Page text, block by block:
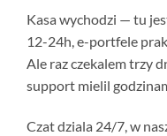
Kasa wychodzi — tu
12-24h, e-portfele
Ale raz czekalem trzy
support mielil
Czat dziala 24/7, w